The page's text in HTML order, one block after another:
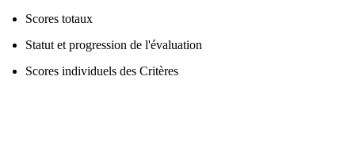
Scores totaux
Statut et progression de l'évaluation
Scores individuels des Critères